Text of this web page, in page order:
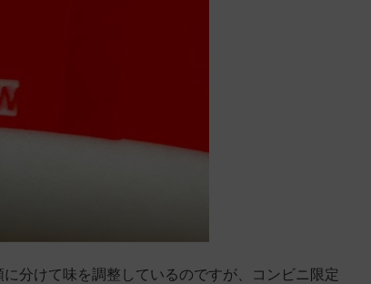
分けて味を調整しているのですが、コンビニ限定